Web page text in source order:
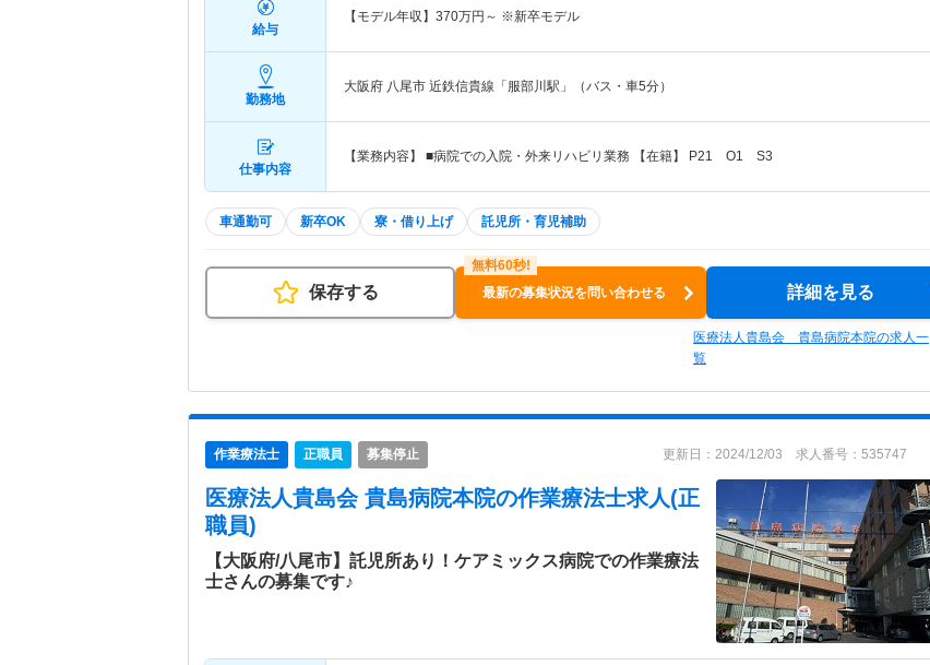
給与
【モデル年収】 370万円～ ※新卒モデル
勤務地
大阪府 八尾市 近鉄信貴線「服部川駅」（バス・車5分）
仕事内容
【業務内容】 ■病院での入院・外来リハビリ業務 【在籍】 P21 O1 S3
車通勤可 新卒OK 寮・借り上げ 託児所・育児補助
保存する 最新の募集状況を問い合わせる 詳細を見る
医療法人貴島会 貴島病院本院の求人一
覧
作業療法士 正職員 募集停止 更新日：2024/12/03 求人番号：535747
医療法人貴島会 貴島病院本院の作業療法士求人(正
職員)
【大阪府/八尾市】託児所あり！ケアミックス病院での作業療法
士さんの募集です♪